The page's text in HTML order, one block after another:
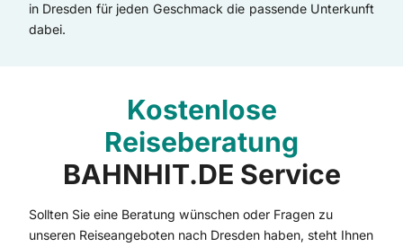
in Dresden für jeden Geschmack die passende Unterkunft
dabei.
Kostenlose
Reiseberatung
BAHNHIT.DE Service
Sollten Sie eine Beratung wünschen oder Fragen zu
unseren Reiseangeboten nach Dresden haben, steht Ihnen